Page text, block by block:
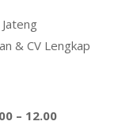
& CV Lengkap
– 12.00